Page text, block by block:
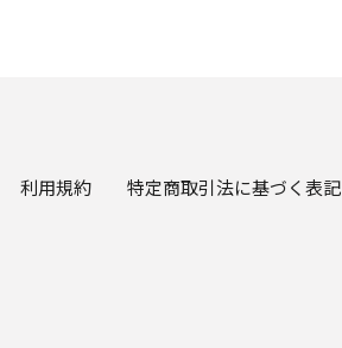
利用規約 特定商取引法に基づく表記